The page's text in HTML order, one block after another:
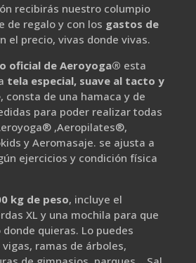
recibirás nuestro columpio
de regalo y con los gastos de
el precio, vivas donde vivas.
oficial de Aeroyoga® esta
tela especial, suave al tacto y
, consta de una hamaca y de
para poder realizar todas
,Aeropilates®,
y Aeromasaje. se ajusta a
ejercicios y condición física
kg de peso, incluye el
XL y una mochila para que
quieras. Lo puedes
ramas de árboles,